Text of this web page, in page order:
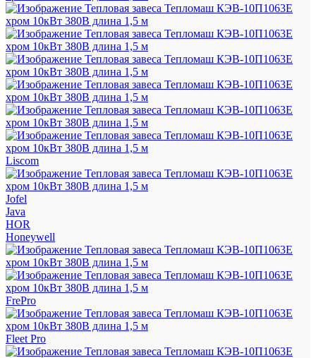
Liscom
Jofel
Java
HOR
Honeywell
FrePro
Fleet Pro